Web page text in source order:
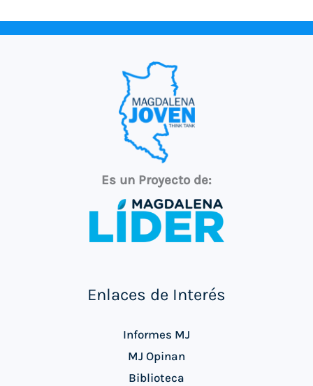
Es un Proyecto de:
Enlaces de Interés
Informes MJ
MJ Opinan
Biblioteca